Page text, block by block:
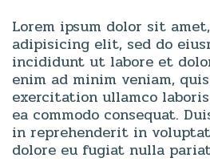
Lorem ipsum dolor sit
adipisicing elit, sed do
incididunt ut labore et
enim ad minim veniam,
exercitation ullamco
ea commodo consequat.
in reprehenderit in
dolore eu fugiat nulla